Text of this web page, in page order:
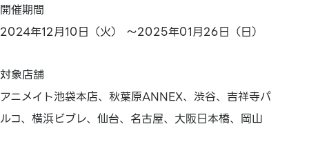
開催期間
2024年12月10日（火） ～2025年01月26日（日）
対象店舗
アニメイト池袋本店、秋葉原ANNEX、渋谷、吉祥寺パ
ルコ、横浜ビブレ、仙台、名古屋、大阪日本橋、岡山